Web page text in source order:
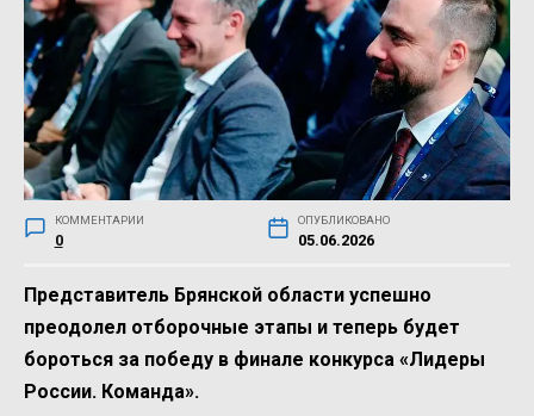
КОММЕНТАРИИ
0
ОПУБЛИКОВАНО
05.06.2026
Представитель Брянской области успешно
преодолел отборочные этапы и теперь будет
бороться за победу в финале конкурса «Лидеры
России. Команда».